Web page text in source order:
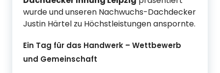
wurde und unseren Nachwuchs-Dachdecker
Justin Härtel zu Höchstleistungen anspornte.
Ein Tag für das Handwerk – Wettbewerb
und Gemeinschaft